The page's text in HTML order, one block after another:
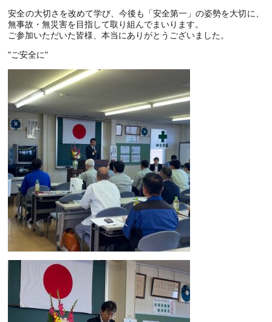
安全の大切さを改めて学び、今後も「安全第一」の姿勢を大切に、
無事故・無災害を目指して取り組んでまいります。
ご参加いただいた皆様、本当にありがとうございました。
"ご安全に"